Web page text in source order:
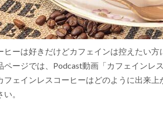
ヒーは好きだけどカフェインは控えたい方
ページでは、Podcast動画「カフェインレ
フェインレスコーヒーはどのように出来
い。